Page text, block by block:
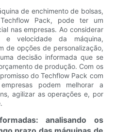
de enchimento de bolsas,
Pack, pode ter um
nas empresas. Ao considerar
e velocidade da máquina,
de opções de personalização,
decisão informada que se
de produção. Com os
do Techflow Pack com
podem melhorar a
agilizar as operações e, por
analisando os